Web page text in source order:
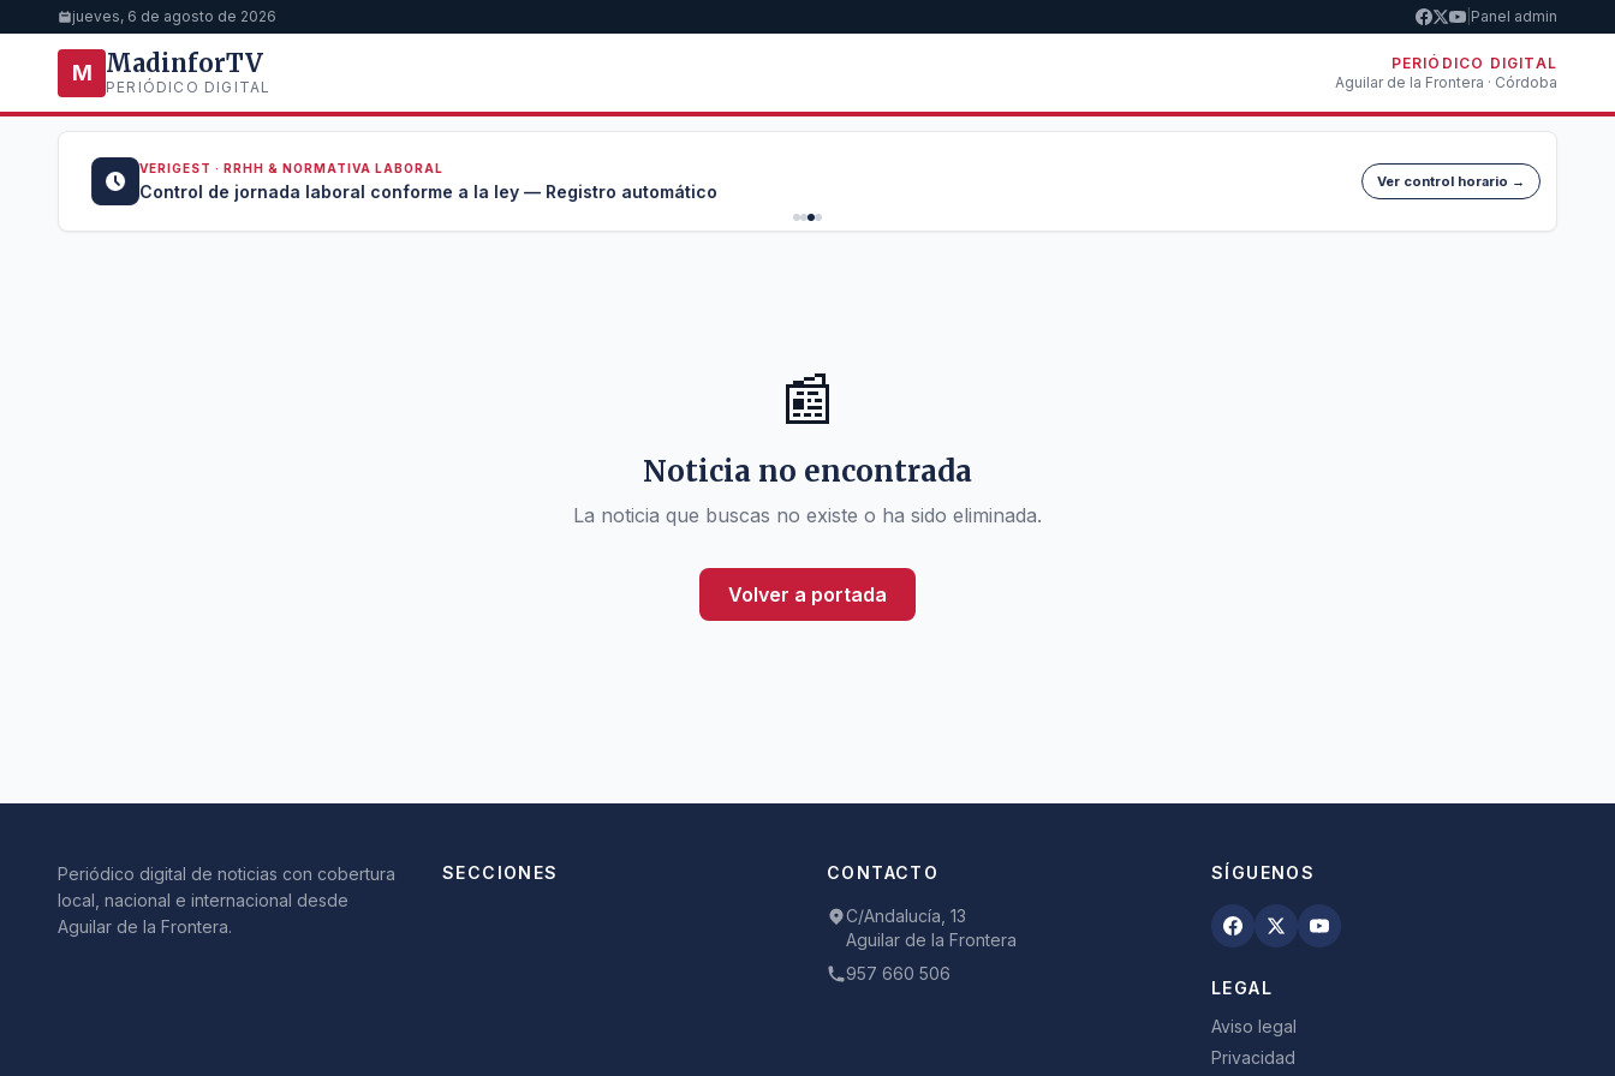
jueves, 6 de agosto de 2026 Panel admin
M MadinforTV
PERIÓDICO DIGITAL
PERIÓDICO DIGITAL
Aguilar de la Frontera · Córdoba
VERIGEST · RRHH & NORMATIVA LABORAL
Control de jornada laboral conforme a la ley — Registro automático Ver control horario →
📰
Noticia no encontrada
La noticia que buscas no existe o ha sido eliminada.
Volver a portada
Periódico digital de noticias con cobertura
local, nacional e internacional desde
Aguilar de la Frontera.
SECCIONES CONTACTO
C/Andalucía, 13
Aguilar de la Frontera
957 660 506
SÍGUENOS
LEGAL
Aviso legal
Privacidad